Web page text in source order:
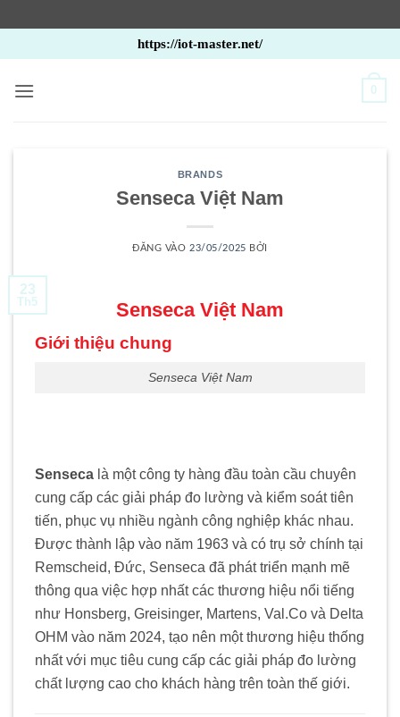
qua
nội
https://iot-master.net/
0
BRANDS
Senseca Việt Nam
ĐĂNG VÀO 23/05/2025 BỞI
23
Th5 Senseca Việt Nam
Giới thiệu chung
Senseca Việt Nam
Senseca là một công ty hàng đầu toàn cầu chuyên
cung cấp các giải pháp đo lường và kiểm soát tiên
tiến, phục vụ nhiều ngành công nghiệp khác nhau.
Được thành lập vào năm 1963 và có trụ sở chính tại
Remscheid, Đức, Senseca đã phát triển mạnh mẽ
thông qua việc hợp nhất các thương hiệu nổi tiếng
như Honsberg, Greisinger, Martens, Val.Co và Delta
OHM vào năm 2024, tạo nên một thương hiệu thống
nhất với mục tiêu cung cấp các giải pháp đo lường
chất lượng cao cho khách hàng trên toàn thế giới.